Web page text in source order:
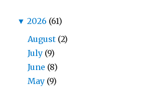
▼ 2026 (61)
August (2)
July (9)
June (8)
May (9)